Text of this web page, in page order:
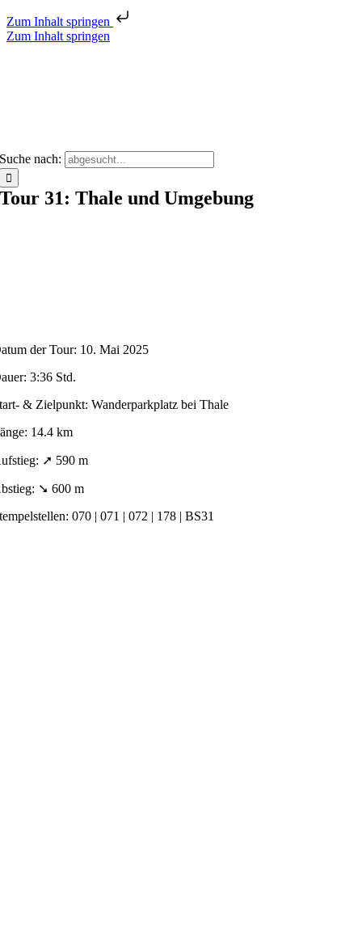
Zum Inhalt springen
Zum Inhalt springen
Suche nach:
Tour 31: Thale und Umgebung
der Tour: 10. Mai 2025
3:36 Std.
& Zielpunkt: Wanderparkplatz bei Thale
14.4 km
➚ 590 m
➘ 600 m
070 | 071 | 072 | 178 | BS31